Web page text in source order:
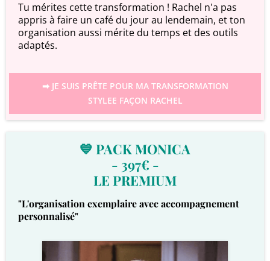
Tu mérites cette transformation ! Rachel n'a pas
appris à faire un café du jour au lendemain, et ton
organisation aussi mérite du temps et des outils
adaptés.
➡ JE SUIS PRÊTE POUR MA TRANSFORMATION
STYLEE FAÇON RACHEL
💙 PACK MONICA
- 397€ -
LE PREMIUM
"L'organisation exemplaire avec accompagnement
personnalisé"